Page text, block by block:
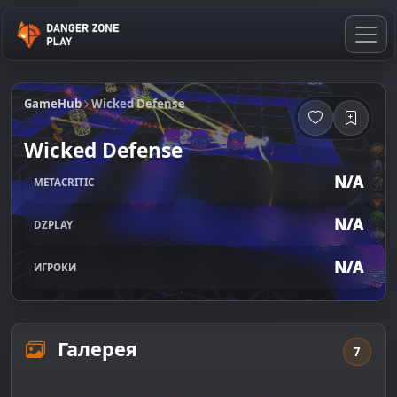
GameHub Wicked Defense
Wicked Defense
METACRITIC N/A
DZPLAY N/A
ИГРОКИ N/A
Галерея 7